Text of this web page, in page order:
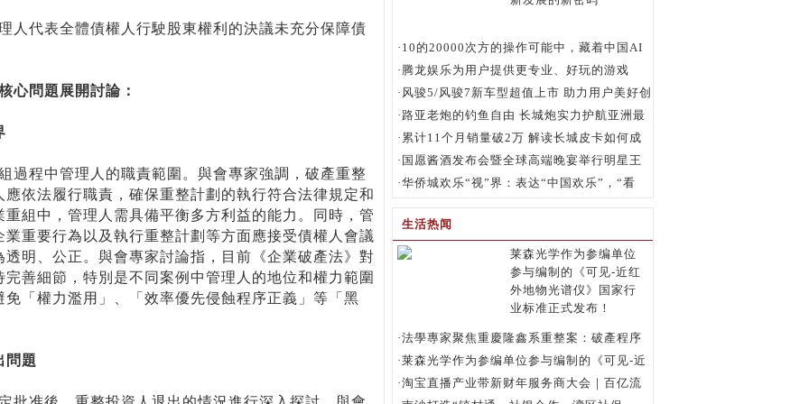
· 10的20000次方的操作可能中，藏着中国AI
创新发展的新密码
· 腾龙娱乐为用户提供更专业、好玩的游戏
· 风骏5/风骏7新车型超值上市 助力用户美好创
富路
· 路亚老炮的钓鱼自由 长城炮实力护航亚洲最
大路亚赛事
· 累计11个月销量破2万 解读长城皮卡如何成
为圈内“顶流”
· 国愿酱酒发布会暨全球高端晚宴举行明星王
奕心助阵
·华侨城欢乐“视”界：表达“中国欢乐”，“看
生活热闻
莱森光学作为参编单位
参与编制的《可见-近红
外地物光谱仪》国家行
业标准正式发布！
·法學專家聚焦重慶隆鑫系重整案：破產程序
正當性如何平衡中國民企保護？
·莱森光学作为参编单位参与编制的《可见-近
红外地物光谱仪》国家行业标准正式发布！
·淘宝直播产业带新财年服务商大会｜百亿流
人代表全體債權人行駛股東權利的決議未充分保障債
問題展開討論：
程中管理人的職責範圍。與會專家強調，破產重整
依法履行職責，確保重整計劃的執行符合法律規定和
組中，管理人需具備平衡多方利益的能力。同時，管
重要行為以及執行重整計劃等方面應接受債權人會議
明、公正。與會專家討論指，目前《企業破產法》對
善細節，特別是不同案例中管理人的地位和權力範圍
「權力濫用」、「效率優先侵蝕程序正義」等「黑
問題